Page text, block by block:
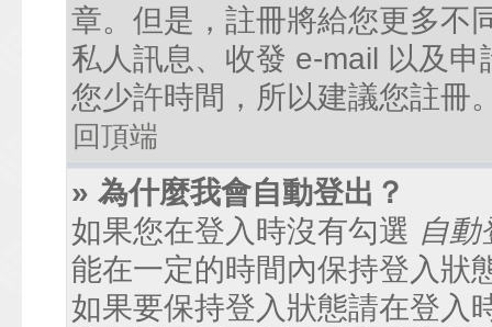
章。但是，註冊將給您更多不
私人訊息、收發 e-mail 以及
您少許時間，所以建議您註冊
回頂端
» 為什麼我會自動登出？
如果您在登入時沒有勾選 自動
能在一定的時間內保持登入狀
如果要保持登入狀態請在登入